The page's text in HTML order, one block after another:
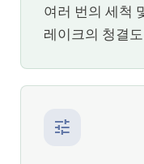
여러 번의 세척
레이크의 청결
tune